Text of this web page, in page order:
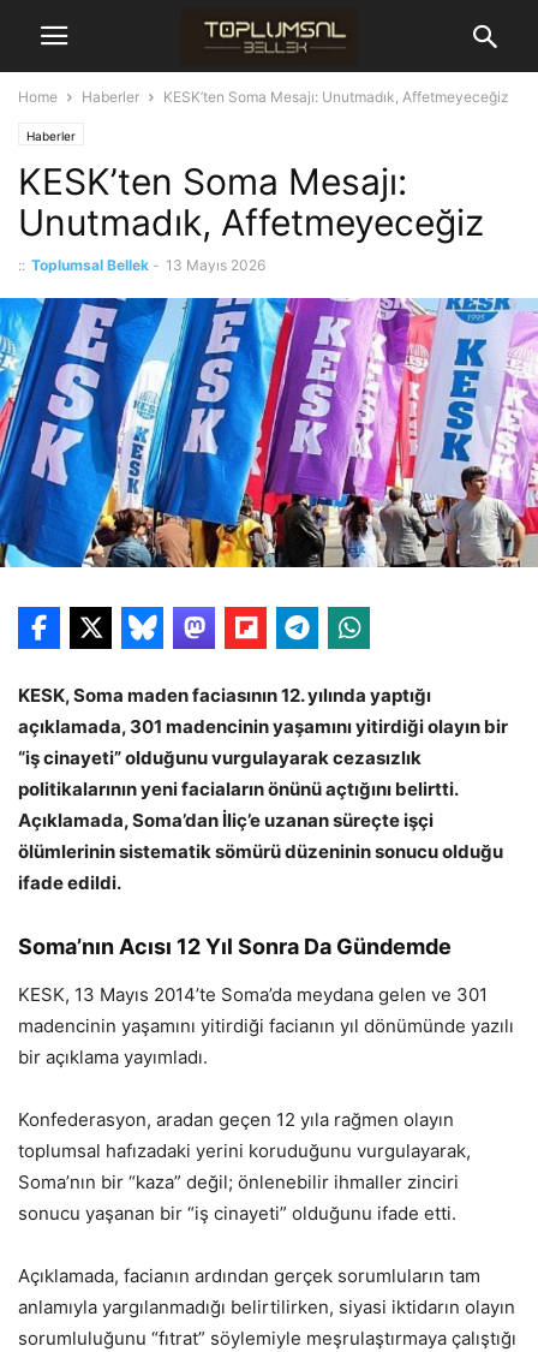
Home Haberler KESK’ten Soma Mesajı: Unutmadık, Affetmeyeceğiz
Haberler
KESK’ten Soma Mesajı:
Unutmadık, Affetmeyeceğiz
:: Toplumsal Bellek - 13 Mayıs 2026
KESK, Soma maden faciasının 12. yılında yaptığı
açıklamada, 301 madencinin yaşamını yitirdiği olayın bir
“iş cinayeti” olduğunu vurgulayarak cezasızlık
politikalarının yeni faciaların önünü açtığını belirtti.
Açıklamada, Soma’dan İliç’e uzanan süreçte işçi
ölümlerinin sistematik sömürü düzeninin sonucu olduğu
ifade edildi.
Soma’nın Acısı 12 Yıl Sonra Da Gündemde
KESK, 13 Mayıs 2014’te Soma’da meydana gelen ve 301
madencinin yaşamını yitirdiği facianın yıl dönümünde yazılı
bir açıklama yayımladı.
Konfederasyon, aradan geçen 12 yıla rağmen olayın
toplumsal hafızadaki yerini koruduğunu vurgulayarak,
Soma’nın bir “kaza” değil; önlenebilir ihmaller zinciri
sonucu yaşanan bir “iş cinayeti” olduğunu ifade etti.
Açıklamada, facianın ardından gerçek sorumluların tam
anlamıyla yargılanmadığı belirtilirken, siyasi iktidarın olayın
sorumluluğunu “fıtrat” söylemiyle meşrulaştırmaya çalıştığı